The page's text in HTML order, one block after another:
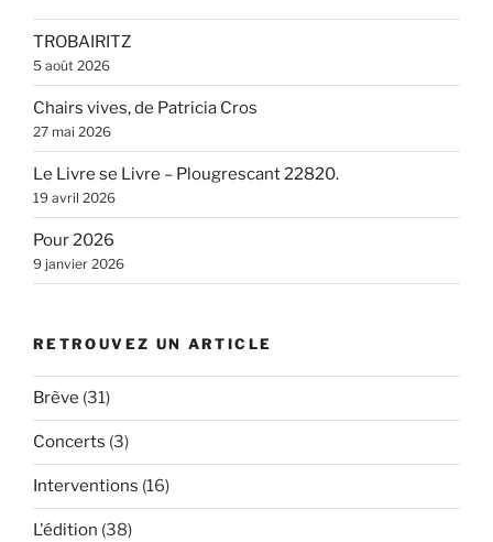
TROBAIRITZ
5 août 2026
Chairs vives, de Patricia Cros
27 mai 2026
Le Livre se Livre – Plougrescant 22820.
19 avril 2026
Pour 2026
9 janvier 2026
RETROUVEZ UN ARTICLE
Brève (31)
Concerts (3)
Interventions (16)
L'édition (38)